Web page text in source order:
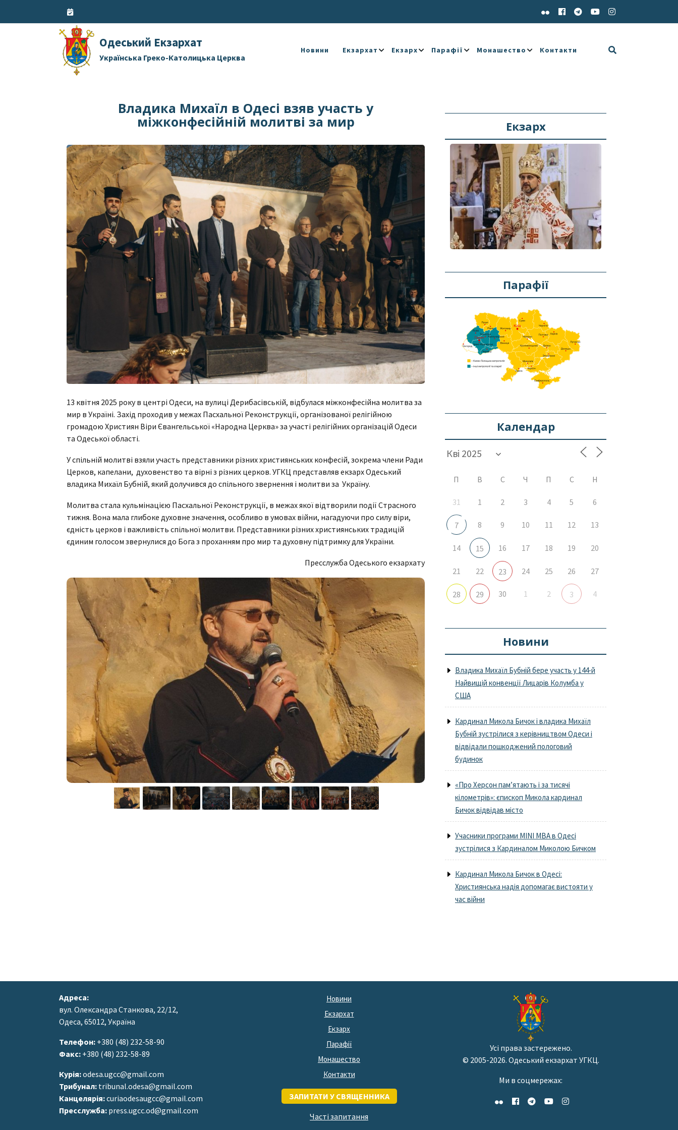
Одеський Екзархат
Українська Греко-Католицька Церква
Новини Екзархат Екзарх Парафії Монашество Контакти
Владика Михаїл в Одесі взяв участь у
міжконфесійній молитві за мир
13 квітня 2025 року в центрі Одеси, на вулиці Дерибасівській, відбулася міжконфесійна молитва за
мир в Україні. Захід проходив у межах Пасхальної Реконструкції, організованої релігійною
громадою Християн Віри Євангельської «Народна Церква» за участі релігійних організацій Одеси
та Одеської області.
У спільній молитві взяли участь представники різних християнських конфесій, зокрема члени Ради
Церков, капелани, духовенство та вірні з різних церков. УГКЦ представляв екзарх Одеський
владика Михаїл Бубній, який долучився до спільного звернення і молитви за Україну.
Молитва стала кульмінацією Пасхальної Реконструкції, в межах якої відтворили події Страсного
тижня. Вона мала глибоке духовне значення, особливо в умовах війни, нагадуючи про силу віри,
єдність церков і важливість спільної молитви. Представники різних християнських традицій
єдиним голосом звернулися до Бога з проханням про мир та духовну підтримку для України.
Пресслужба Одеського екзархату
Екзарх
Парафії
Календар
П В С Ч П С Н
31 1 2 3 4 5 6
7 8 9 10 11 12 13
14 15 16 17 18 19 20
21 22 23 24 25 26 27
28 29 30 1 2 3 4
Новини
Владика Михаїл Бубній бере участь у 144-й
Найвищій конвенції Лицарів Колумба у
США
Кардинал Микола Бичок і владика Михаїл
Бубній зустрілися з керівництвом Одеси і
відвідали пошкоджений пологовий
будинок
«Про Херсон пам’ятають і за тисячі
кілометрів»: єпископ Микола кардинал
Бичок відвідав місто
Учасники програми MINI MBA в Одесі
зустрілися з Кардиналом Миколою Бичком
Кардинал Микола Бичок в Одесі:
Християнська надія допомагає вистояти у
час війни
Адреса:
вул. Олександра Станкова, 22/12,
Одеса, 65012, Україна
Телефон: +380 (48) 232-58-90
Факс: +380 (48) 232-58-89
Курія:odesa.ugcc@gmail.com
Трибунал: tribunal.odesa@gmail.com
Канцелярія:curiaodesaugcc@gmail.com
Пресслужба: press.ugcc.od@gmail.com
Новини
Екзархат
Екзарх
Парафії
Монашество
Контакти
ЗАПИТАТИ У СВЯЩЕННИКА
Часті запитання
Усі права застережено.
© 2005-2026. Одеський екзархат УГКЦ.
Ми в соцмережах: